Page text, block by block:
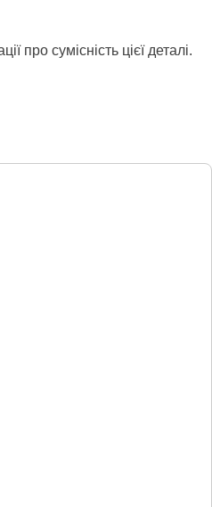
про сумісність цієї деталі.